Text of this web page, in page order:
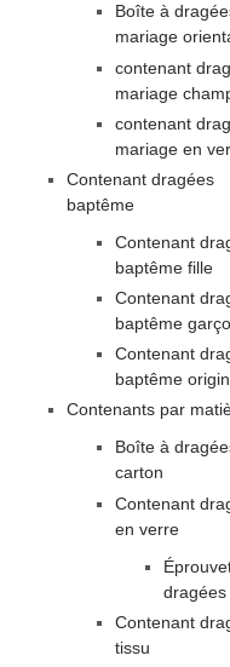
Boîte à
mariage
contenant
mariage
contenant
mariage en
Contenant dragées
baptême
Contenant
baptême fille
Contenant
baptême
Contenant
baptême
Contenants par
Boîte à
carton
Contenant
en verre
dragées
Contenant
tissu